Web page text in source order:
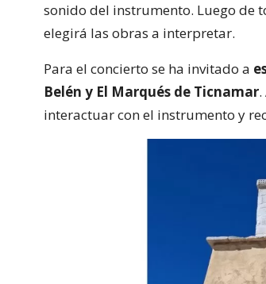
sonido del instrumento. Luego de
elegirá las obras a interpretar.
Para el concierto se ha invitado a
Belén y El Marqués de Ticnamar
interactuar con el instrumento y